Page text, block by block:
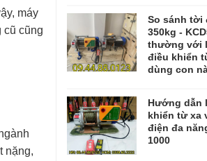
máy
cũ cũng
nặng,
So sánh tời
350kg -
thường với
điều khiển
dùng con
Hướng dẫn
khiển từ xa
điện đa
1000